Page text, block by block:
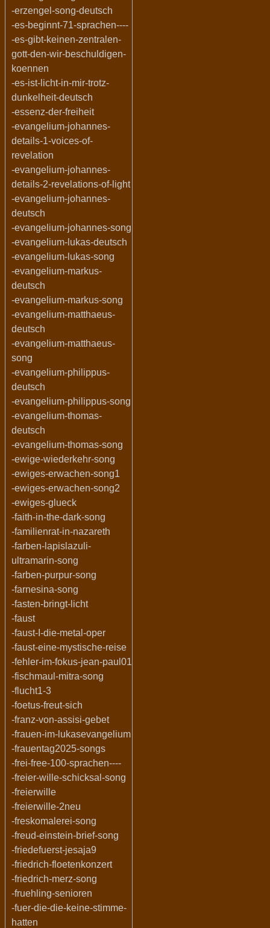
-erzengel-song-deutsch
-es-beginnt-71-sprachen----
-es-gibt-keinen-zentralen-
gott-den-wir-beschuldigen-
koennen
-es-ist-licht-in-mir-trotz-
dunkelheit-deutsch
-essenz-der-freiheit
-evangelium-johannes-
details-1-voices-of-
revelation
-evangelium-johannes-
details-2-revelations-of-light
-evangelium-johannes-
deutsch
-evangelium-johannes-song
-evangelium-lukas-deutsch
-evangelium-lukas-song
-evangelium-markus-
deutsch
-evangelium-markus-song
-evangelium-matthaeus-
deutsch
-evangelium-matthaeus-
song
-evangelium-philippus-
deutsch
-evangelium-philippus-song
-evangelium-thomas-
deutsch
-evangelium-thomas-song
-ewige-wiederkehr-song
-ewiges-erwachen-song1
-ewiges-erwachen-song2
-ewiges-glueck
-faith-in-the-dark-song
-familienrat-in-nazareth
-farben-lapislazuli-
ultramarin-song
-farben-purpur-song
-farnesina-song
-fasten-bringt-licht
-faust
-faust-I-die-metal-oper
-faust-eine-mystische-reise
-fehler-im-fokus-jean-paul01
-fischmaul-mitra-song
-flucht1-3
-foetus-freut-sich
-franz-von-assisi-gebet
-frauen-im-lukasevangelium
-frauentag2025-songs
-frei-free-100-sprachen----
-freier-wille-schicksal-song
-freierwille
-freierwille-2neu
-freskomalerei-song
-freud-einstein-brief-song
-friedefuerst-jesaja9
-friedrich-floetenkonzert
-friedrich-merz-song
-fruehling-senioren
-fuer-die-die-keine-stimme-
hatten